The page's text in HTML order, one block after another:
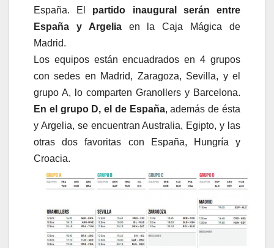
España. El
partido inaugural serán entre
España y Argeliaen la Caja Mágica de
Madrid.
Los equipos están encuadrados en 4 grupos
con sedes en Madrid, Zaragoza, Sevilla, y el
grupo A, lo comparten Granollers y Barcelona.
En el grupo D, el de España, además de ésta
y Argelia, se encuentran Australia, Egipto, y las
otras dos favoritas con España, Hungría y
Croacia.